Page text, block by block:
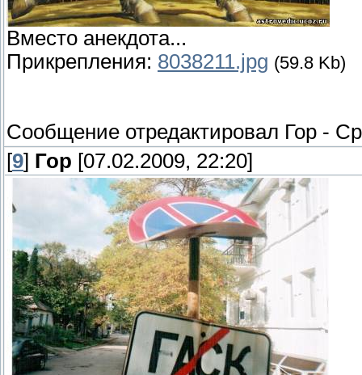
Вместо анекдота...
Прикрепления: 8038211.jpg (59.8 Kb)
Сообщение отредактировал Гор -
[9] Гор [07.02.2009, 22:20]